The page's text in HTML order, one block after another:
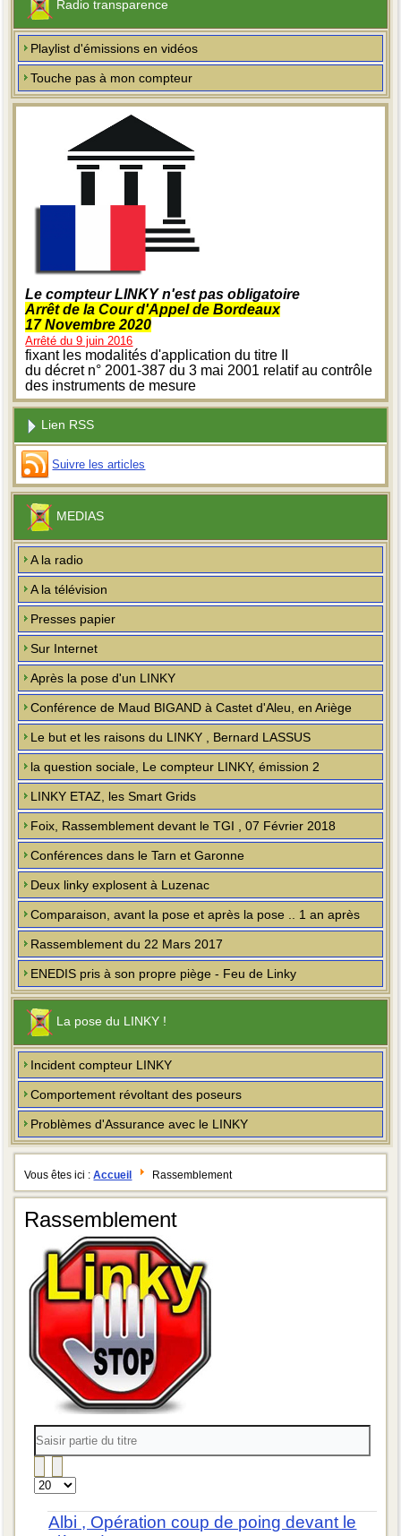
Radio transparence
Playlist d'émissions en vidéos
Touche pas à mon compteur
Le compteur LINKY n'est pas obligatoire
Arrêt de la Cour d'Appel de Bordeaux
17 Novembre 2020
Arrêté du 9 juin 2016
fixant les modalités d'application du titre II
du décret n° 2001-387 du 3 mai 2001 relatif au contrôle
des instruments de mesure
Lien RSS
Suivre les articles
MEDIAS
A la radio
A la télévision
Presses papier
Sur Internet
Après la pose d'un LINKY
Conférence de Maud BIGAND à Castet d'Aleu, en Ariège
Le but et les raisons du LINKY , Bernard LASSUS
la question sociale, Le compteur LINKY, émission 2
LINKY ETAZ, les Smart Grids
Foix, Rassemblement devant le TGI , 07 Février 2018
Conférences dans le Tarn et Garonne
Deux linky explosent à Luzenac
Comparaison, avant la pose et après la pose .. 1 an après
Rassemblement du 22 Mars 2017
ENEDIS pris à son propre piège - Feu de Linky
La pose du LINKY !
Incident compteur LINKY
Comportement révoltant des poseurs
Problèmes d'Assurance avec le LINKY
Vous êtes ici :Accueil Rassemblement
Rassemblement
Saisir
partie
du
Affichage
#
Albi , Opération coup de poing devant le